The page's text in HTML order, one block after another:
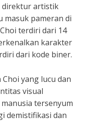
direktur artistik
masuk pameran di
terdiri dari 14
karakter
dari kode biner.
yang lucu dan
visual
tersenyum
demistifikasi dan